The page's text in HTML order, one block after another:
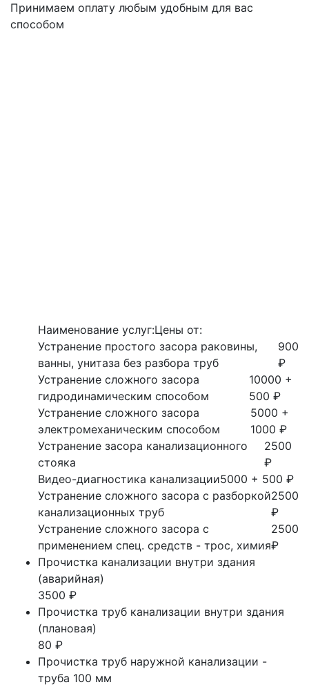
Принимаем оплату любым удобным для вас
способом
Наименование услуг:Цены от:
Устранение простого засора раковины,
ванны, унитаза без разбора труб
900
₽
Устранение сложного засора
гидродинамическим способом
10000 +
500 ₽
Устранение сложного засора
электромеханическим способом
5000 +
1000 ₽
Устранение засора канализационного
стояка
2500
₽
Видео-диагностика канализации5000 + 500 ₽
Устранение сложного засора с разборкой
канализационных труб
2500
₽
Устранение сложного засора с
применением спец. средств - трос, химия
2500
₽
Прочистка канализации внутри здания
(аварийная)
3500 ₽
Прочистка труб канализации внутри здания
(плановая)
80 ₽
Прочистка труб наружной канализации -
труба 100 мм